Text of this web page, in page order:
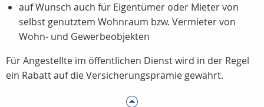
auf Wunsch auch für Eigentümer oder Mieter von
selbst genutztem Wohnraum bzw. Vermieter von
Wohn- und Gewerbeobjekten
Für Angestellte im öffentlichen Dienst wird in der Regel
ein Rabatt auf die Versicherungsprämie gewährt.